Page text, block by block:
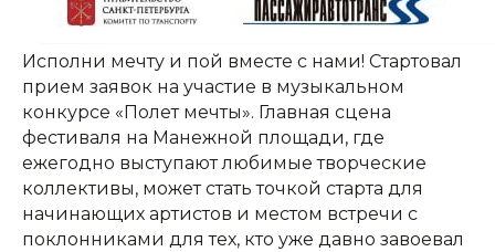
Исполни мечту и пой вместе с нами! Стартовал
прием заявок на участие в музыкальном
конкурсе «Полет мечты». Главная сцена
фестиваля на Манежной площади, где
ежегодно выступают любимые творческие
коллективы, может стать точкой старта для
начинающих артистов и местом встречи с
поклонниками для тех, кто уже давно завоевал